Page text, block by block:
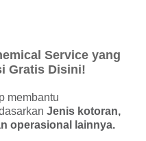
Service yang
Gratis Disini!
membantu
Jenis kotoran,
operasional lainnya.